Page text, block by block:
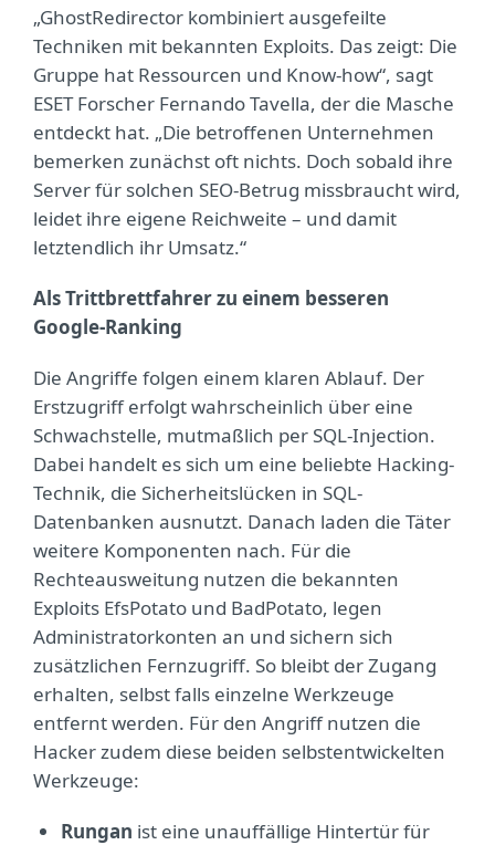
„GhostRedirector kombiniert ausgefeilte
Techniken mit bekannten Exploits. Das zeigt: Die
Gruppe hat Ressourcen und Know-how“, sagt
ESET Forscher Fernando Tavella, der die Masche
entdeckt hat. „Die betroffenen Unternehmen
bemerken zunächst oft nichts. Doch sobald ihre
Server für solchen SEO-Betrug missbraucht wird,
leidet ihre eigene Reichweite – und damit
letztendlich ihr Umsatz.“
Als Trittbrettfahrer zu einem besseren
Google-Ranking
Die Angriffe folgen einem klaren Ablauf. Der
Erstzugriff erfolgt wahrscheinlich über eine
Schwachstelle, mutmaßlich per SQL-Injection.
Dabei handelt es sich um eine beliebte Hacking-
Technik, die Sicherheitslücken in SQL-
Datenbanken ausnutzt. Danach laden die Täter
weitere Komponenten nach. Für die
Rechteausweitung nutzen die bekannten
Exploits EfsPotato und BadPotato, legen
Administratorkonten an und sichern sich
zusätzlichen Fernzugriff. So bleibt der Zugang
erhalten, selbst falls einzelne Werkzeuge
entfernt werden. Für den Angriff nutzen die
Hacker zudem diese beiden selbstentwickelten
Werkzeuge:
Rungan ist eine unauffällige Hintertür für